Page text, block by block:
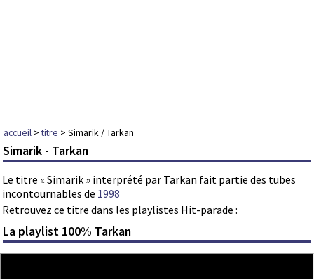
accueil >titre > Simarik / Tarkan
Simarik - Tarkan
Le titre « Simarik » interprété par Tarkan fait partie des tubes
incontournables de 1998
Retrouvez ce titre dans les playlistes Hit-parade :
La playlist 100% Tarkan